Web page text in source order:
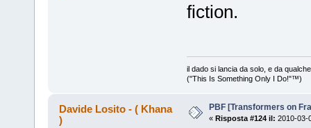
fiction.
il dado si lancia da solo, e da
("This Is Something Only I Do!"™)
Davide Losito - ( Khana
)
PBF [Transformers on
« Risposta #124 il: 2010-03-